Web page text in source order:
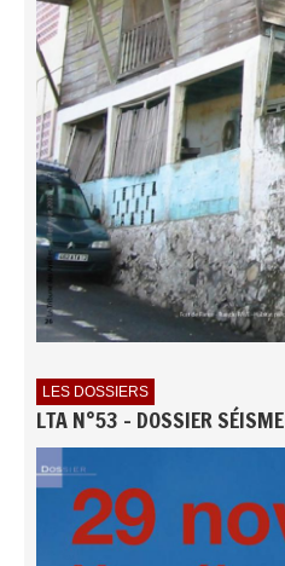
LES DOSSIERS
LTA N°53 - DOSSIER SÉISME